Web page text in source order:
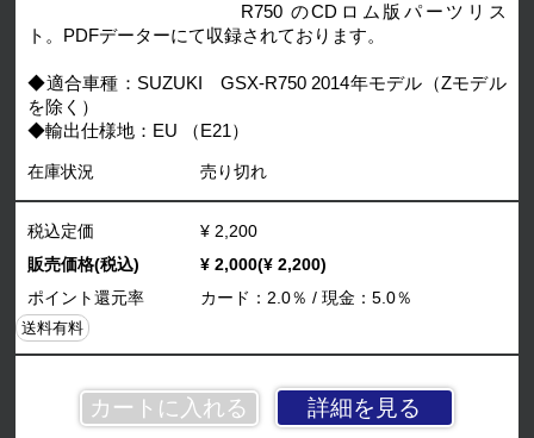
R750 のCDロム版パーツリス
ト。PDFデーターにて収録されております。
◆適合車種：SUZUKI GSX-R750 2014年モデル（Zモデル
を除く）
◆輸出仕様地：EU （E21）
在庫状況 売り切れ
詳細を見る
税込定価
¥ 2,200
販売価格(税込)
¥ 2,000(¥ 2,200)
ポイント還元率
カード：2.0％ / 現金：5.0％
送料有料